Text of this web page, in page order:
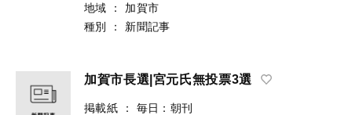
地域
：
加賀市
種別
： 新聞記事
加賀市長選|宮元氏無投票3選
掲載紙 ：
毎日：朝刊